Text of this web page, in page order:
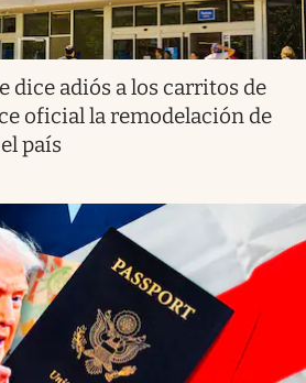
dice adiós a los carritos de
oficial la remodelación de
país